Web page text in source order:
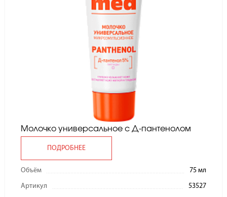
Молочко универсальное с Д-пантенолом
ПОДРОБНЕЕ
Объём 75 мл
Артикул 53527